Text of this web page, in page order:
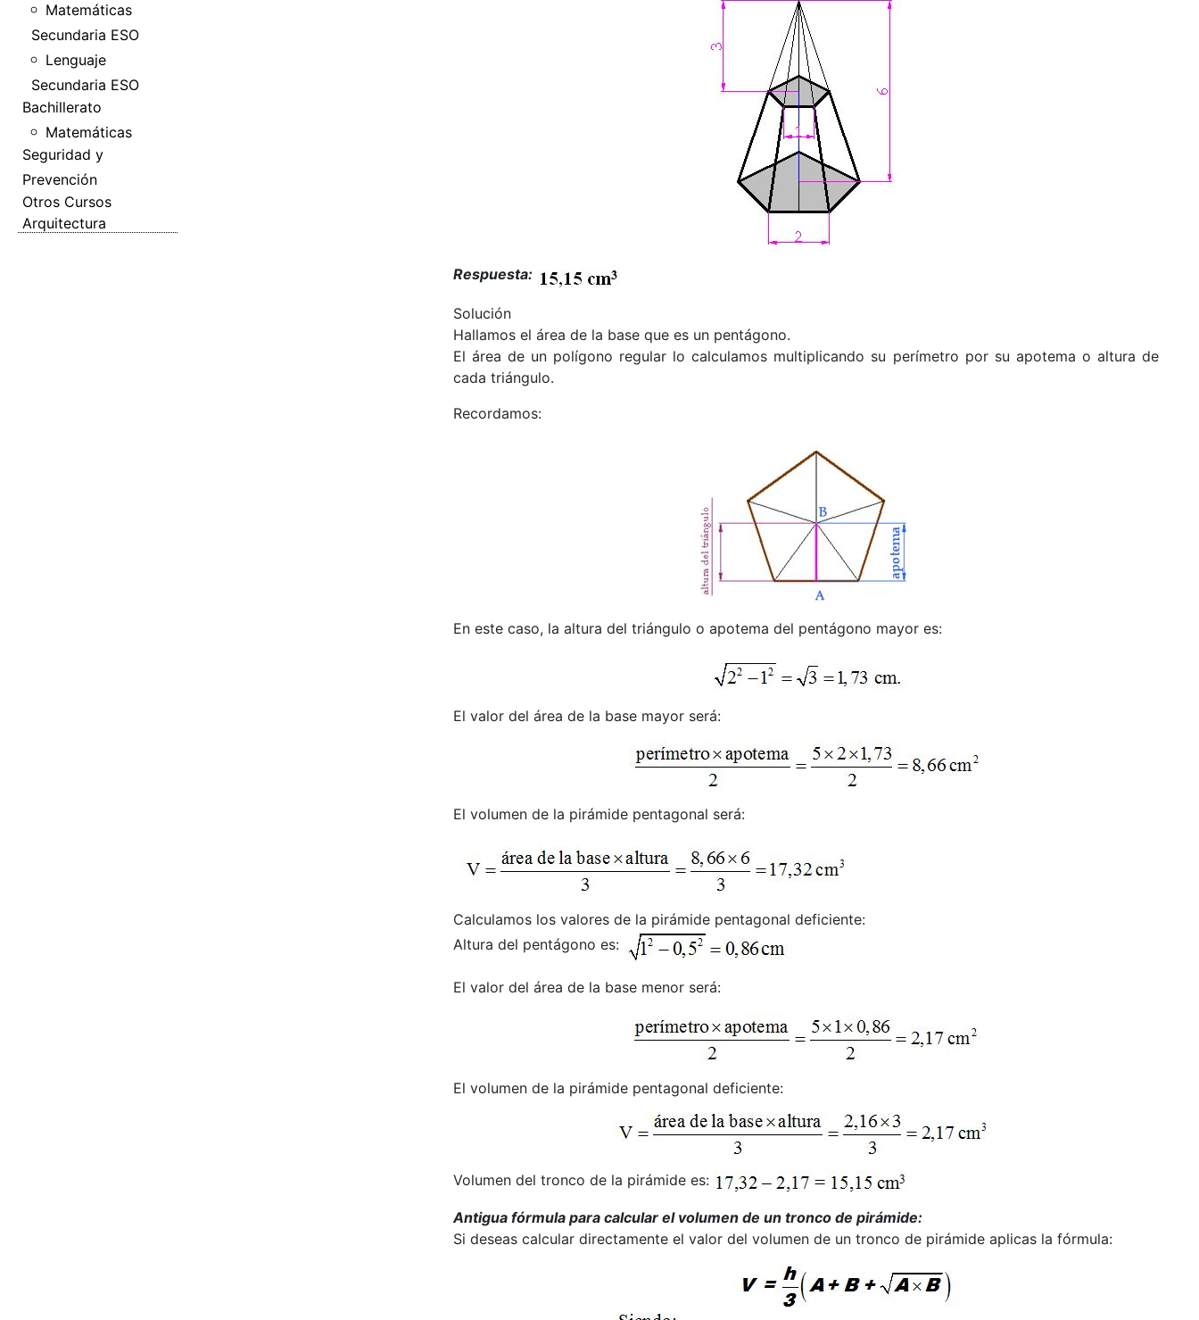
Matemáticas
Secundaria ESO
Lenguaje
Secundaria ESO
Bachillerato
Matemáticas
Seguridad y
Prevención
Otros Cursos
Arquitectura
Respuesta:
Solución
Hallamos el área de la base que es un pentágono.
El área de un polígono regular lo calculamos multiplicando su perímetro por su apotema o altura de
cada triángulo.
Recordamos:
En este caso, la altura del triángulo o apotema del pentágono mayor es:
El valor del área de la base mayor será:
El volumen de la pirámide pentagonal será:
Calculamos los valores de la pirámide pentagonal deficiente:
Altura del pentágono es:
El valor del área de la base menor será:
El volumen de la pirámide pentagonal deficiente:
Volumen del tronco de la pirámide es:
Antigua fórmula para calcular el volumen de un tronco de pirámide:
Si deseas calcular directamente el valor del volumen de un tronco de pirámide aplicas la fórmula: